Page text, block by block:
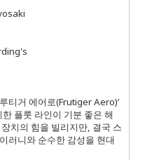
티거 에어로(Frutiger Aero)’
플룻 라인이 기분 좋은 해
치의 힘을 빌리지만, 결국 스
러니와 순수한 감성을 현대